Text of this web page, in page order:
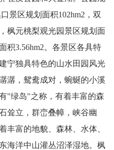
景区规划面积102hm2，双
枫元桃梨观光园景区规划面
积3.56hm2。各景区各具特
宁独具特色的山水田园风光
潺，鸳鸯成对，蜿蜒的小溪
"绿岛"之称，有着丰富的森
耸立，群峦叠幛，峡谷幽
丰富的地貌、森林、水体、
海洋中山灌丛沼泽湿地。枫